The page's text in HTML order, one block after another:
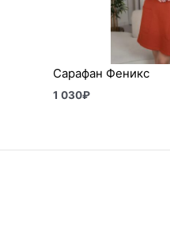
Сарафан Феникс
1 030₽